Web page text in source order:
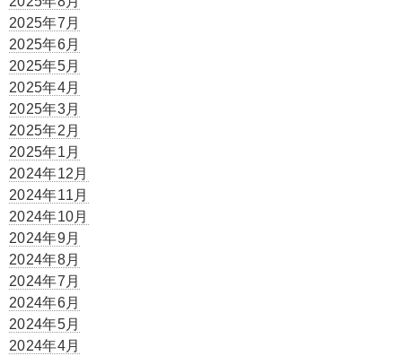
2025年7月
2025年6月
2025年5月
2025年4月
2025年3月
2025年2月
2025年1月
2024年12月
2024年11月
2024年10月
2024年9月
2024年8月
2024年7月
2024年6月
2024年5月
2024年4月